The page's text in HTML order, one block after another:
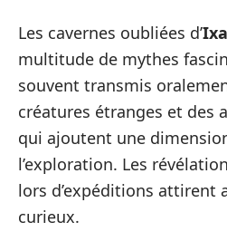
Les cavernes oubliées d’
multitude de mythes
souvent transmis
créatures étranges et des
qui ajoutent une
l’exploration. Les
lors d’expéditions attirent
curieux.